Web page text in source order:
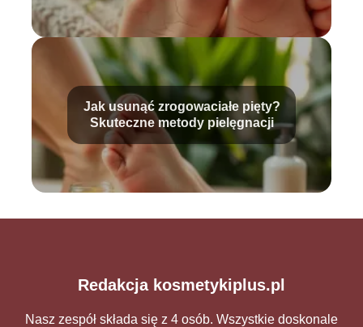
Jak usunąć zrogowaciałe pięty?
Skuteczne metody pielęgnacji
Redakcja kosmetykiplus.pl
Nasz zespół składa się z 4 osób. Wszystkie doskonale